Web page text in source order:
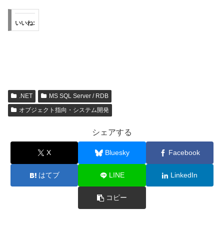
いいね:
.NET
MS SQL Server / RDB
オブジェクト指向・システム開発
シェアする
X Bluesky Facebook
はてブ LINE LinkedIn
コピー